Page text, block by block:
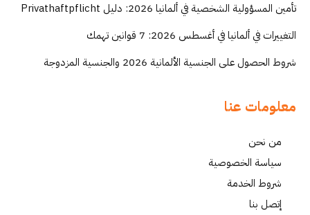
تأمين المسؤولية الشخصية في ألمانيا 2026: دليل Privathaftpflicht
التغييرات في ألمانيا في أغسطس 2026: 7 قوانين تهمك
شروط الحصول على الجنسية الألمانية 2026 والجنسية المزدوجة
معلومات عنا
من نحن
سياسة الخصوصية
شروط الخدمة
إتصل بنا